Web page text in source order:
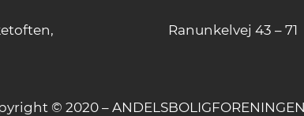
Ranunkelvej 43 – 71
© 2020 –